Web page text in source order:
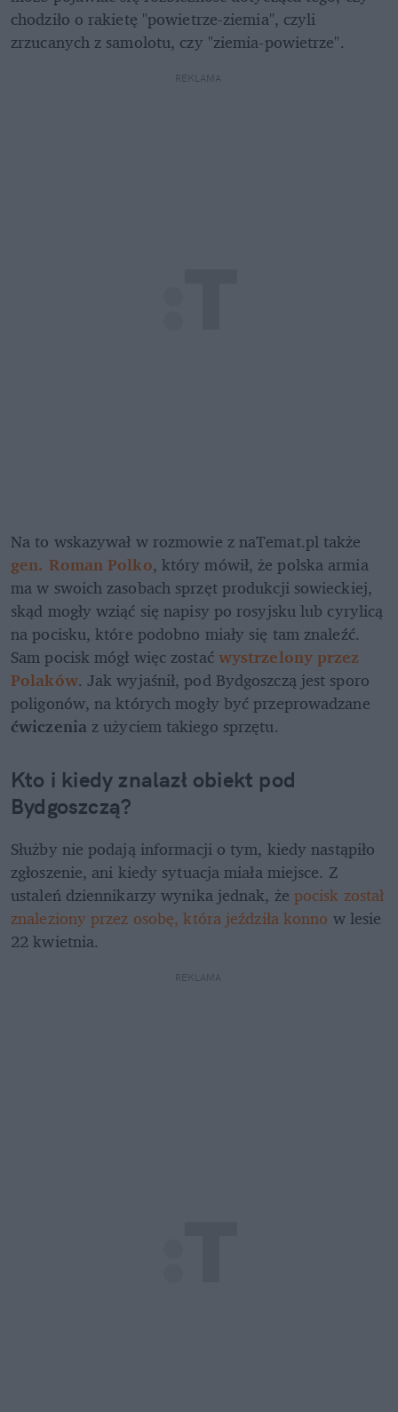
chodziło o rakietę "powietrze-ziemia", czyli
zrzucanych z samolotu, czy "ziemia-powietrze".
REKLAMA
gen. Roman Polko, który mówił, że polska armia
ma w swoich zasobach sprzęt produkcji sowieckiej,
skąd mogły wziąć się napisy po rosyjsku lub cyrylicą
na pocisku, które podobno miały się tam znaleźć.
Sam pocisk mógł więc zostać wystrzelony przez
Polaków. Jak wyjaśnił, pod Bydgoszczą jest sporo
ćwiczenia z użyciem takiego sprzętu.
Kto i kiedy znalazł obiekt pod
Bydgoszczą?
Służby nie podają informacji o tym, kiedy nastąpiło
zgłoszenie, ani kiedy sytuacja miała miejsce. Z
ustaleń dziennikarzy wynika jednak, że pocisk został
znaleziony przez osobę, która jeździła konno w lesie
22 kwietnia.
REKLAMA